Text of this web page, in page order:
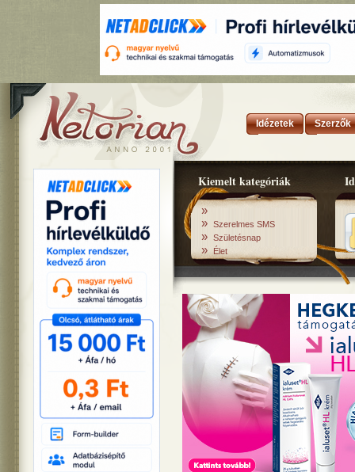
Idézetek Szerzők
Kiemelt kategóriák
»
» Szerelmes SMS
» Születésnap
» Élet